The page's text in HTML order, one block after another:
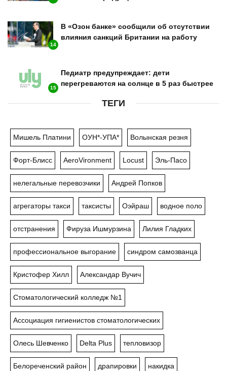
14
В «Озон банке» сообщили об отсутствии
влияния санкций Британии на работу
15
Педиатр предупреждает: дети
перегреваются на солнце в 5 раз быстрее
ТЕГИ
Мишель Платини ОУН*-УПА* Волынская резня
Форт-Блисс AeroVironment Locust Эль-Пасо
нелегальные перевозчики Андрей Попков
агрегаторы такси таксисты Оэйраш водное поло
отстранения Фируза Ишмурзина Лилия Гладких
профессиональное выгорание синдром самозванца
Кристофер Хилл Александар Вучич
Стоматологический колледж №1
Ассоциация гигиенистов стоматологических
Олесь Шевченко Delta Plus тепловизор
Белореченский район драпировки накидка